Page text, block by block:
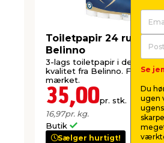
Toiletpapir 24 ruller -
Belinno
3-lags toiletpapir i den
kvalitet fra Belinno. FSC®-
mærket.
35,00pr. stk.
16,97pr. kg.
Butik
Sælger hurtigt!
Se
Du
ugen